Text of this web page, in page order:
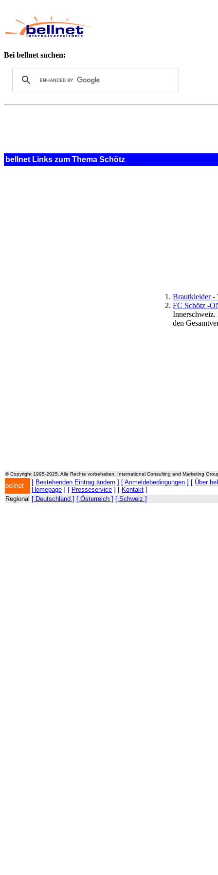
Bei bellnet suchen:
bellnet Links zum Thema Schötz
Brautkleider -
FC Schötz -
Innerschweiz.
den
© Copyright 1995-2025. Alle Rechte vorbehalten. International Consulting and Marketing
bellnet [ Bestehenden Eintrag ändern ] [ Anmeldebedingungen ] [ Über
Homepage ] [ Presseservice ] [ Kontakt ]
Regional [ Deutschland ] [ Österreich ] [ Schweiz ]